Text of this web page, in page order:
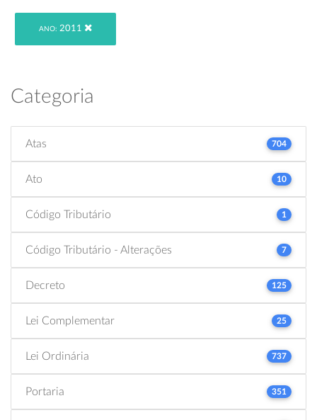
ANO: 2011
Categoria
Atas 704
Ato 10
Código Tributário 1
Código Tributário - Alterações 7
Decreto 125
Lei Complementar 25
Lei Ordinária 737
Portaria 351